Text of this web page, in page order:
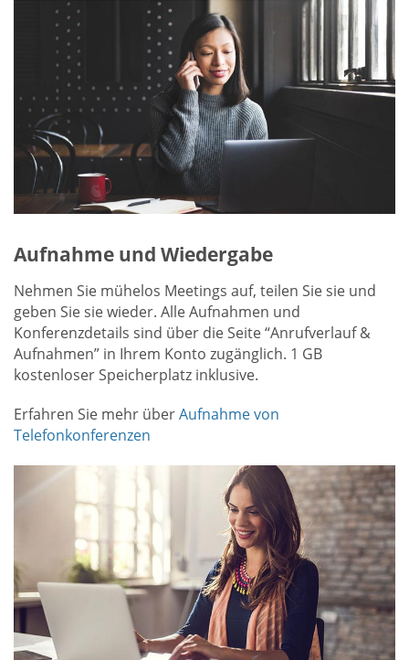
Aufnahme und Wiedergabe
Nehmen Sie mühelos Meetings auf, teilen Sie sie und
geben Sie sie wieder. Alle Aufnahmen und
Konferenzdetails sind über die Seite “Anrufverlauf &
Aufnahmen” in Ihrem Konto zugänglich. 1 GB
kostenloser Speicherplatz inklusive.
Erfahren Sie mehr überAufnahme von
Telefonkonferenzen